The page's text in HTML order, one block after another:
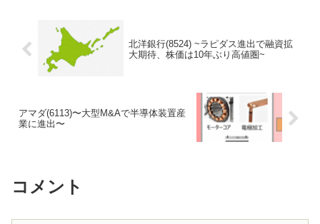
北洋銀行(8524) ~ラピダス進出で融資拡
大期待、株価は10年ぶり高値圏~
アマダ(6113)〜大型M&Aで半導体装置産
業に進出〜
コメント